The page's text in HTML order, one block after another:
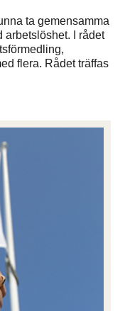
ta gemensamma
arbetslöshet. I rådet
flera. Rådet träffas